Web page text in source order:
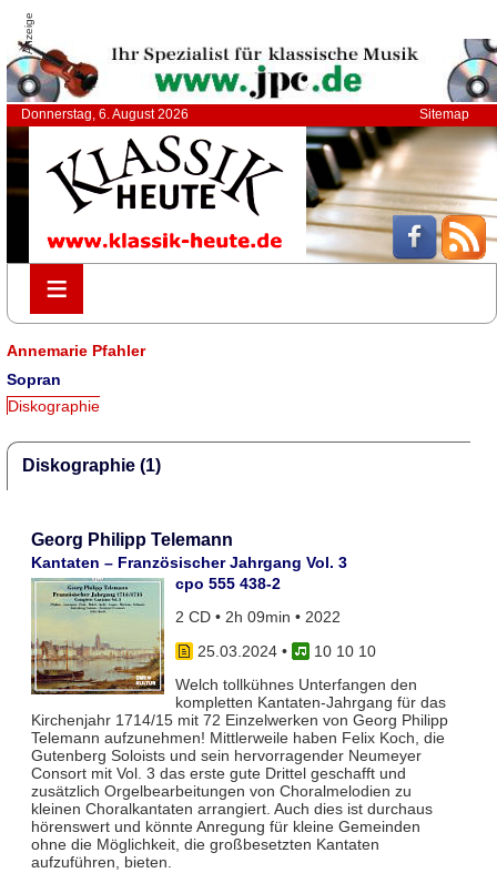
Anzeige
Donnerstag, 6. August 2026 Sitemap
≡
≡
Annemarie Pfahler
Sopran
Diskographie
Diskographie (1)
Georg Philipp Telemann
Kantaten – Französischer Jahrgang Vol. 3
cpo 555 438-2
2 CD • 2h 09min • 2022
25.03.2024•
10 10 10
Welch tollkühnes Unterfangen den
kompletten Kantaten-Jahrgang für das
Kirchenjahr 1714/15 mit 72 Einzelwerken von Georg Philipp
Telemann aufzunehmen! Mittlerweile haben Felix Koch, die
Gutenberg Soloists und sein hervorragender Neumeyer
Consort mit Vol. 3 das erste gute Drittel geschafft und
zusätzlich Orgelbearbeitungen von Choralmelodien zu
kleinen Choralkantaten arrangiert. Auch dies ist durchaus
hörenswert und könnte Anregung für kleine Gemeinden
ohne die Möglichkeit, die großbesetzten Kantaten
aufzuführen, bieten.